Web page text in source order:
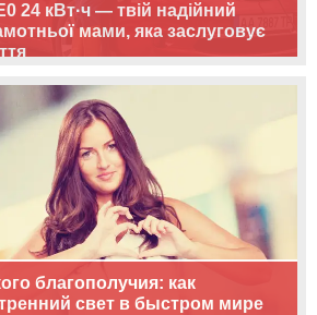
24 кВт·ч — твій надійний
мами, яка заслуговує
благополучия: как
свет в быстром мире